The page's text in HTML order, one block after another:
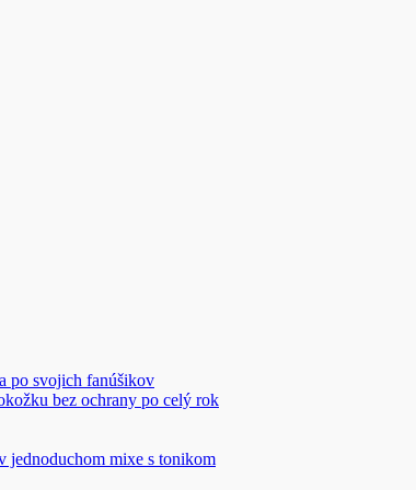
po svojich fanúšikov
bez ochrany po celý rok
jednoduchom mixe s tonikom